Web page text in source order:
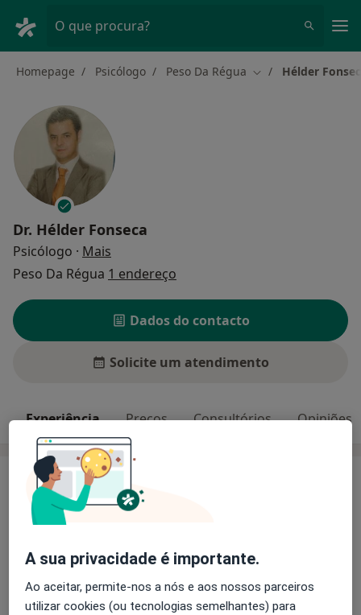
O que procura?
Homepage Psicólogo Peso Da Régua Mudar de cidade
Hélder
Dr. Hélder Fonseca
Psicólogo · Mais
Peso Da Régua 1 endereço
Dados do contacto
Solicite um atendimento
Experiência Preços Consultórios Opiniões
Experiência
Principais doenças tratadas
Transtornos Da Ansiedade
Transtornos do Humor
Transtornos De Estresse Pós-Traumáticos
+2
A sua privacidade é importante.
Ao aceitar, permite-nos a nós e aos nossos parceiros
utilizar cookies (ou tecnologias semelhantes) para